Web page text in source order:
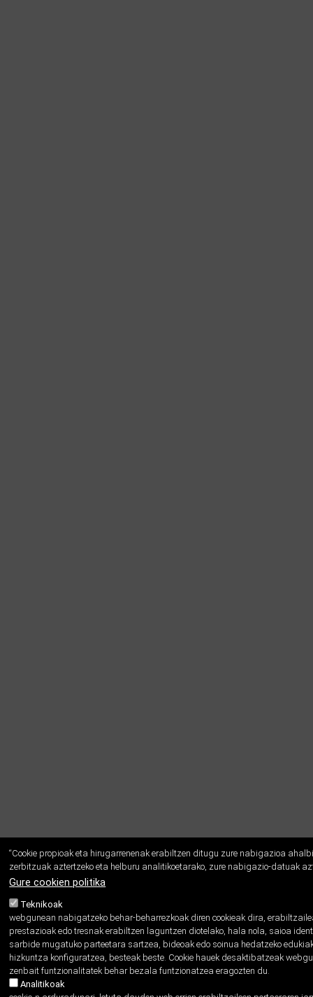
“Cookie propioak eta hirugarrenenak erabiltzen ditugu zure nabigazioa
zerbitzuak aztertzeko eta helburu analitikoetarako, zure nabigazio-datuak
Gure cookien politika
Teknikoak
webgunean nabigatzeko behar-beharrezkoak diren cookieak dira,
prestazioak edo tresnak erabiltzen laguntzen diotelako, hala nola, saioa
sarbide mugatuko parteetara sartzea, bideoak edo soinua hedatzeko
hizkuntza konfiguratzea, besteak beste. Cookie hauek desaktibatzeak
zenbait funtzionalitatek behar bezala funtzionatzea eragozten du.
Analitikoak